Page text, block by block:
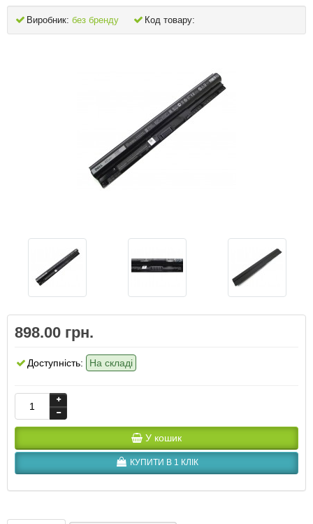
Виробник: без бренду Код товару:
898.00 грн.
Доступність: На складі
У кошик
КУПИТИ В 1 КЛІК